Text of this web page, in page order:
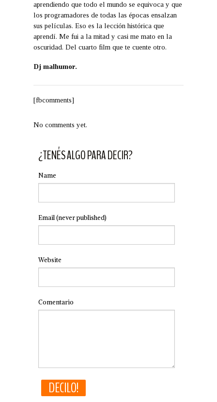
aprendiendo que todo el mundo se equivoca y que
los programadores de todas las épocas ensalzan
sus películas. Eso es la lección histórica que
aprendí. Me fui a la mitad y casi me mato en la
oscuridad. Del cuarto film que te cuente otro.
Dj malhumor.
[fbcomments]
No comments yet.
¿TENÉS ALGO PARA DECIR?
Name
Email(never published)
Website
Comentario